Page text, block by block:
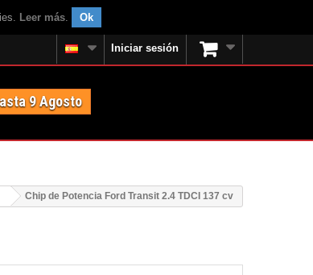
Leer más. Ok
Iniciar sesión
9 Agosto
Chip de Potencia Ford Transit 2.4 TDCI 137 cv